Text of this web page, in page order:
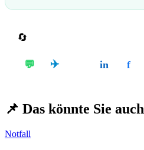
🔄
💬 ✈️ in f
📌 Das könnte Sie
Notfall